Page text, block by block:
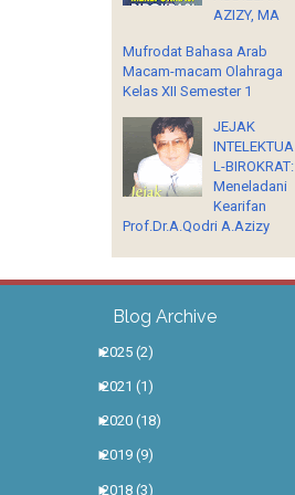
AZIZY, MA
Mufrodat Bahasa Arab
Macam-macam Olahraga
Kelas XII Semester 1
JEJAK
INTELEKTUA
L-BIROKRAT:
Meneladani
Kearifan
Prof.Dr.A.Qodri A.Azizy
Blog Archive
►
2025 (2)
►
2021 (1)
►
2020 (18)
►
2019 (9)
►
2018 (3)